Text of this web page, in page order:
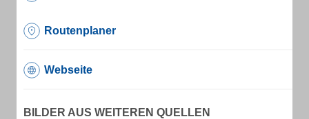
Routenplaner
Webseite
BILDER AUS WEITEREN QUELLEN